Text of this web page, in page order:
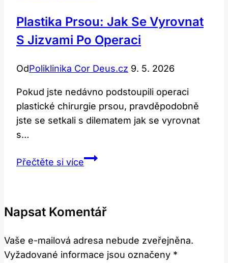
Plastika Prsou: Jak Se Vyrovnat
S Jizvami Po Operaci
OdPoliklinika Cor Deus.cz 9. 5. 2026
Pokud jste nedávno podstoupili operaci
plastické chirurgie prsou, pravděpodobně
jste se setkali s dilematem jak se vyrovnat
s…
Přečtěte si vícePlastika
vyrovnat
jizvami
po
Napsat Komentář
Vaše e-mailová adresa nebude zveřejněna.
Vyžadované informace jsou označeny *